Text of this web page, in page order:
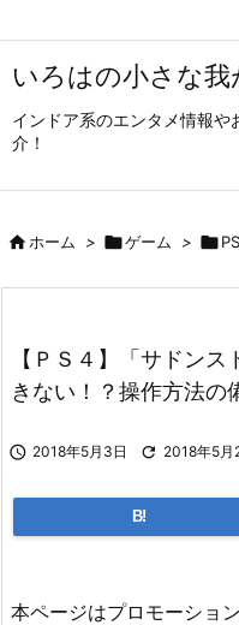
いろはの小さな我
インドア系のエンタメ情報
介！
ホーム > ゲーム > 
【ＰＳ４】「サドン
きない！？操作方法の
 2018年5月3日  2018年5月
B!
本ページはプロモーショ